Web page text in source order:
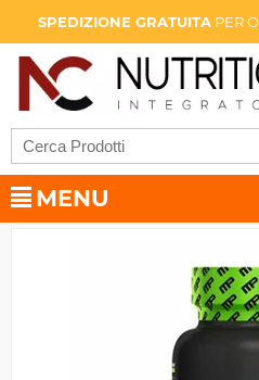
SPEDIZIONE GRATUITAPER
MENU